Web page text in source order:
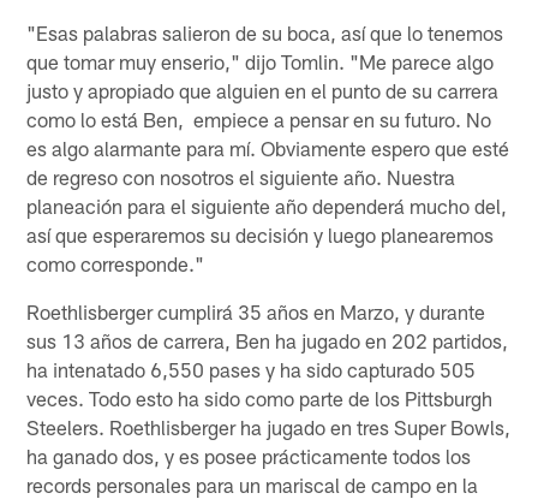
"Esas palabras salieron de su boca, así que lo tenemos
que tomar muy enserio," dijo Tomlin. "Me parece algo
justo y apropiado que alguien en el punto de su carrera
como lo está Ben, empiece a pensar en su futuro. No
es algo alarmante para mí. Obviamente espero que esté
de regreso con nosotros el siguiente año. Nuestra
planeación para el siguiente año dependerá mucho del,
así que esperaremos su decisión y luego planearemos
como corresponde."
Roethlisberger cumplirá 35 años en Marzo, y durante
sus 13 años de carrera, Ben ha jugado en 202 partidos,
ha intenatado 6,550 pases y ha sido capturado 505
veces. Todo esto ha sido como parte de los Pittsburgh
Steelers. Roethlisberger ha jugado en tres Super Bowls,
ha ganado dos, y es posee prácticamente todos los
records personales para un mariscal de campo en la